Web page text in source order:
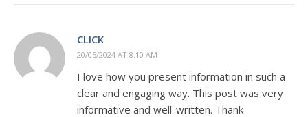
CLICK
20/05/2024 AT 8:10 AM
I love how you present information in such a
clear and engaging way. This post was very
informative and well-written. Thank